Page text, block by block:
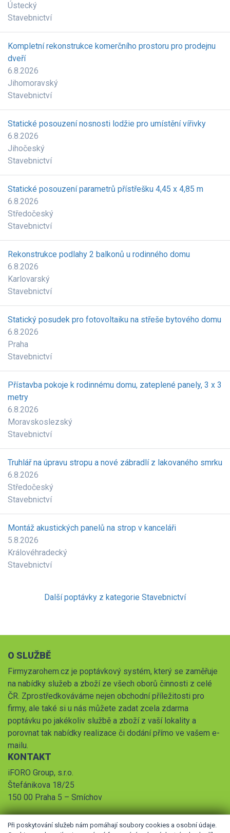
Ústecký
Stavebnictví
Kompletní rekonstrukce komerčního prostoru pro prodejnu
dveří
6.8.2026
Jihomoravský
Stavebnictví
Statické posouzení nosnosti lodžie pro umístění vířivky
6.8.2026
Jihočeský
Stavebnictví
Statické posouzení parametrů přístřešku 4,45 x 4,85 m
6.8.2026
Středočeský
Stavebnictví
Rekonstrukce podlahy 2 balkonů u rodinného domu
6.8.2026
Karlovarský
Stavebnictví
Statický posudek pro fotovoltaiku na střeše bytového domu
6.8.2026
Praha
Stavebnictví
Přístavba pokoje k rodinnému domu, zateplené panely, 3 x 3
metry
6.8.2026
Moravskoslezský
Stavebnictví
Truhlář na úpravu stropu a nové zábradlí z lakovaného smrku
6.8.2026
Středočeský
Stavebnictví
Montáž akustických panelů na strop v kanceláři
5.8.2026
Královéhradecký
Stavebnictví
Další poptávky z kategorie Stavebnictví
O SLUŽBĚ
Firmyzarohem.cz je poptávkový systém, který se zaměřuje
na nabídky služeb a zboží ze všech oborů činnosti z celé
ČR. Zprostředkováváme nejen obchodní příležitosti pro
firmy, ale také si u nás můžete zadat zcela zdarma
poptávku po jakékoliv službě a zboží z vaší lokality a
porovnat tak nabídky realizace či dodání přímo ve vašem e-
mailu.
KONTAKT
iFORO Group, s.r.o.
Štefánikova 18/25
150 00 Praha 5 – Smíchov
Při poskytování služeb nám pomáhají soubory cookies a osobní údaje.